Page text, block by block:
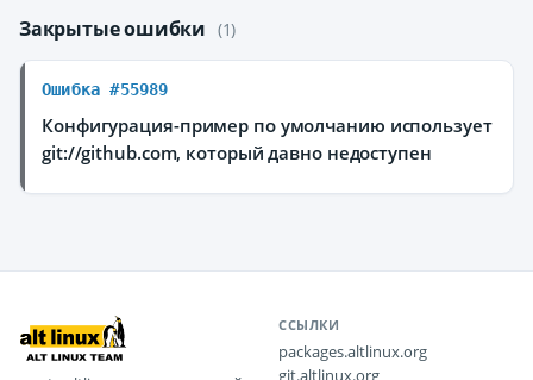
Закрытые ошибки (1)
Ошибка #55989
Конфигурация-пример по умолчанию использует
git://github.com, который давно недоступен
ССЫЛКИ
packages.altlinux.org
git.altlinux.org